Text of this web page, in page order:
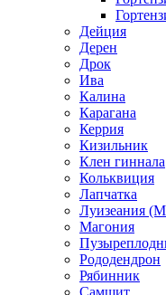
Дейция
Дерен
Дрок
Ива
Калина
Карагана
Керрия
Кизильник
Клен гиннала
Кольквиция
Лапчатка
Луизеания
Магония
Рододендрон
Рябинник